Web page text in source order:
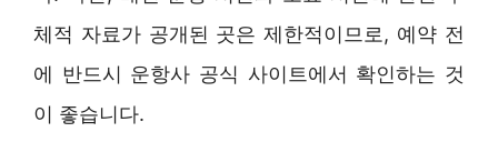
체적 자료가 공개된 곳은 제한적이므로, 예약 전
에 반드시 운항사 공식 사이트에서 확인하는 것
이 좋습니다.